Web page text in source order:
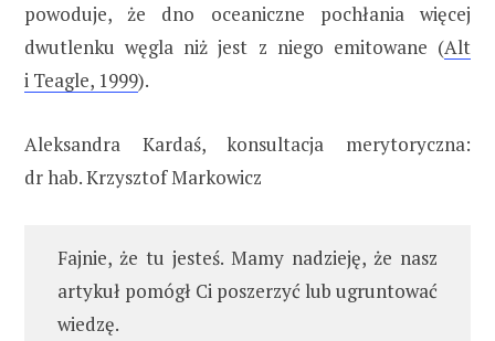
powoduje, że dno oceaniczne pochłania więcej
dwutlenku węgla niż jest z niego emitowane (Alt
i Teagle, 1999).
Aleksandra Kardaś, konsultacja merytoryczna:
dr hab. Krzysztof Markowicz
Fajnie, że tu jesteś. Mamy nadzieję, że nasz
artykuł pomógł Ci poszerzyć lub ugruntować
wiedzę.